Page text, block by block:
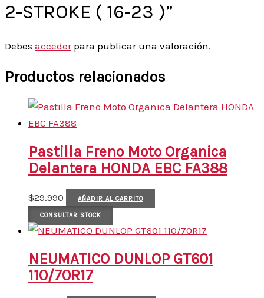
2-STROKE ( 16-23 )”
Debes accederpara publicar una valoración.
Productos relacionados
Pastilla Freno Moto Organica
Delantera HONDA EBC FA388
$29.990 AÑADIR AL CARRITO
CONSULTAR STOCK
NEUMATICO DUNLOP GT601
110/70R17